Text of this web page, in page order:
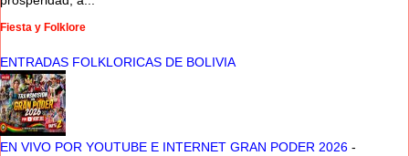
Fiesta y Folklore
ENTRADAS FOLKLORICAS DE BOLIVIA
EN VIVO POR YOUTUBE E INTERNET GRAN PODER 2026 -